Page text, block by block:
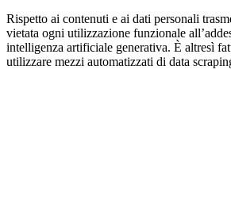
Rispetto ai contenuti e ai dati personali
vietata ogni utilizzazione funzionale
intelligenza artificiale generativa. È altresì
utilizzare mezzi automatizzati di data